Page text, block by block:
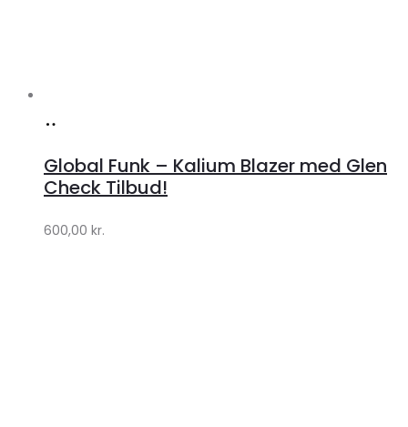
Lykke
Lykke
Global Funk – Kalium Blazer med Glen
Check Tilbud!
600,00 kr.